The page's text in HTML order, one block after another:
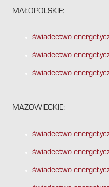
MAŁOPOLSKIE:
świadectwo
świadectwo
świadectwo
MAZOWIECKIE:
świadectwo
świadectwo
świadectwo